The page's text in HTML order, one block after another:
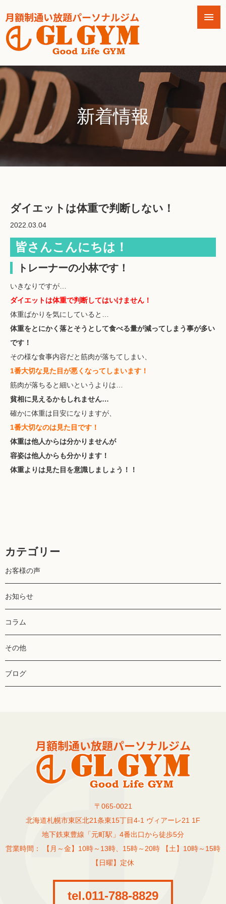
新着情報
ダイエットは体重で判断しない！
2022.03.04
皆さんこんにちは！
トレーナーの小林です！
いきなりですが…
ダイエットは体重で判断してはいけません！
体重ばかりを気にしていると…
体重をとにかく落とそうとして食べる量が減ってしまう事が多い
です！
その様な食事内容だと筋肉が落ちてしまい、
1番大切な見た目が悪くなってしまいます！
筋肉が落ちると細いというよりは…
貧相に見えるかもしれません…
確かに体重は目安になりますが、
1番大切なのは見た目です！
体重は他人からは分かりませんが
容姿は他人からも分かります！
体重よりは見た目を意識しましょう！！
カテゴリー
お客様の声
お知らせ
コラム
その他
ブログ
〒065-0021
北海道札幌市東区北21条東15丁目4-1 ヴィアーレ21 1F
地下鉄東豊線「元町駅」4番出口から徒歩5分
営業時間： 【月～金】10時～13時、15時～20時 【土】10時～15時
【日曜】定休
tel.011-788-8829